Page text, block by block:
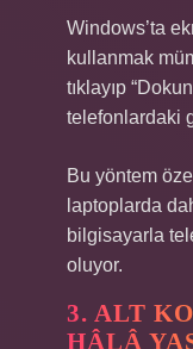
Windows’ta
kullanmak
tıklayıp
telefonlardaki
Bu yöntem
laptoplarda
bilgisayarla
oluyor.
3. ALT
HÂLÂ